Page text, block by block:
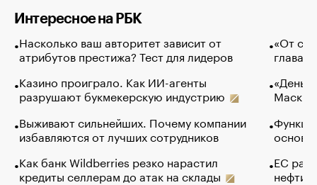
Интересное на РБК
Насколько ваш авторитет зависит от
атрибутов престижа? Тест для лидеров
Казино проиграло. Как ИИ-агенты
разрушают букмекерскую индустрию
Выживают сильнейших. Почему компании
избавляются от лучших сотрудников
Как банк Wildberries резко нарастил
кредиты селлерам до атак на склады
«От
глава
Маск в
основ
ЕС
нефти